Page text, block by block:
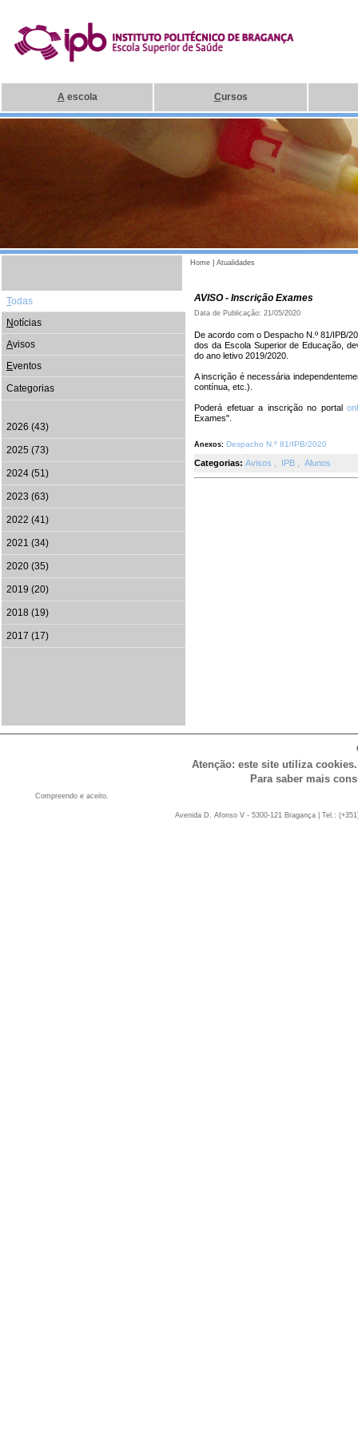
A escola Cursos
Home Atualidades
Todas
Notícias
Avisos
Eventos
Categorias
2026 (43)
2025 (73)
2024 (51)
2023 (63)
2022 (41)
2021 (34)
2020 (35)
2019 (20)
2018 (19)
2017 (17)
AVISO - Inscrição Exames
Data de Publicação: 21/05/2020
De acordo com o Despacho N.º 81/IPB/
dos da Escola Superior de Educação,
do ano letivo 2019/2020.
A inscrição é necessária
contínua, etc.).
Poderá efetuar a inscrição no portal
Exames".
Anexos: Despacho N.º 81/IPB/2020
Categorias: Avisos IPB Alunos
Atenção: este site utiliza
Para saber mais
Compreendo e aceito.
Avenida D. Afonso V - 5300-121 Bragança | Tel.: